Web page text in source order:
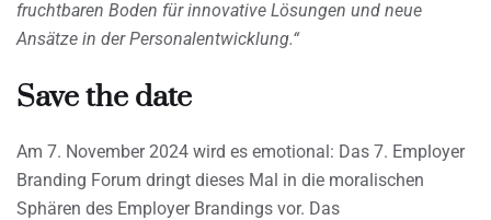
fruchtbaren Boden für innovative Lösungen und neue
Ansätze in der Personalentwicklung.“
Save the date
Am 7. November 2024 wird es emotional: Das 7. Employer
Branding Forum dringt dieses Mal in die moralischen
Sphären des Employer Brandings vor. Das